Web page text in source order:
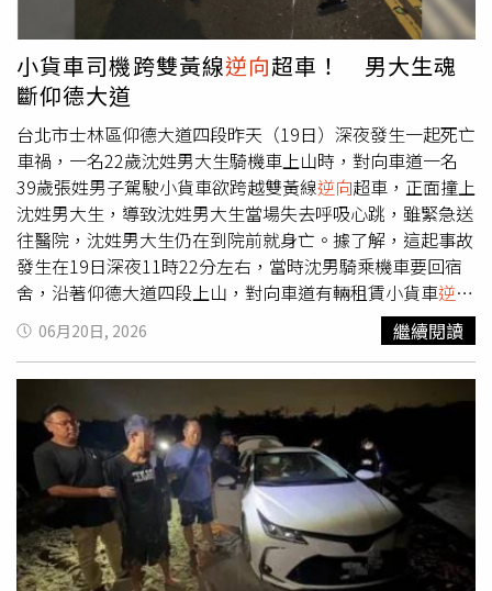
小貨車司機跨雙黃線逆向超車！ 男大生魂
斷仰德大道
台北市士林區仰德大道四段昨天（19日）深夜發生一起死亡
車禍，一名22歲沈姓男大生騎機車上山時，對向車道一名
39歲張姓男子駕駛小貨車欲跨越雙黃線逆向超車，正面撞上
沈姓男大生，導致沈姓男大生當場失去呼吸心跳，雖緊急送
往醫院，沈姓男大生仍在到院前就身亡。據了解，這起事故
發生在19日深夜11時22分左右，當時沈男騎乘機車要回宿
舍，沿著仰德大道四段上山，對向車道有輛租賃小貨車逆向
超車，沈男閃避不及，當場被猛力撞上，連人帶車重摔在
地，現場機車車體零件碎片四散，沈男當場失去生命徵象，
目擊民眾更驚恐表示「地上都是血」、「機車直接對折」。
沈姓男大生的機車被撞到對折、零件四散。（圖／翻攝畫
面）警消獲報到場，緊急將沈男送往榮總醫院搶救，沈男在
到院前即身亡。警方隨即對駕駛小貨車的39歲張姓男子進行
酒測及毒品快篩，確認並無酒駕、毒駕行為，後續依過失致
死罪嫌移送法辦，詳細案情仍待進一步調查釐清。
06月20日, 2026 繼續閱讀